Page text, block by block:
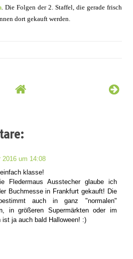
.Die Folgen der 2. Staffel, die gerade frisch
dort gekauft werden.
2016 um 14:08
klasse!
Fledermaus Ausstecher glaube ich
Buchmesse in Frankfurt gekauft! Die
auch in ganz "normalen"
in größeren Supermärkten oder im
ist ja auch bald Halloween! :)